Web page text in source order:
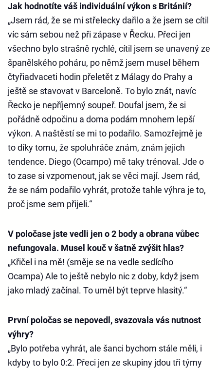
Jak hodnotíte váš individuální výkon s Británií?
„Jsem rád, že se mi střelecky dařilo a že jsem se cítil
víc sám sebou než při zápase v Řecku. Přeci jen
všechno bylo strašně rychlé, cítil jsem se unavený ze
španělského poháru, po němž jsem musel během
čtyřiadvaceti hodin přeletět z Málagy do Prahy a
ještě se stavovat v Barceloně. To bylo znát, navíc
Řecko je nepříjemný soupeř. Doufal jsem, že si
pořádně odpočinu a doma podám mnohem lepší
výkon. A naštěstí se mi to podařilo. Samozřejmě je
to díky tomu, že spoluhráče znám, znám jejich
tendence. Diego (Ocampo) mě taky trénoval. Jde o
to zase si vzpomenout, jak se věci mají. Jsem rád,
že se nám podařilo vyhrát, protože tahle výhra je to,
proč jsme sem přijeli.“
V poločase jste vedli jen o 2 body a obrana vůbec
nefungovala. Musel kouč v šatně zvýšit hlas?
„Křičel i na mě! (směje se na vedle sedícího
Ocampa) Ale to ještě nebylo nic z doby, když jsem
jako mladý začínal. To uměl být teprve hlasitý.“
První poločas se nepovedl, svazovala vás nutnost
výhry?
„Bylo potřeba vyhrát, ale šanci bychom stále měli, i
kdyby to bylo 0:2. Přeci jen ze skupiny jdou tři týmy